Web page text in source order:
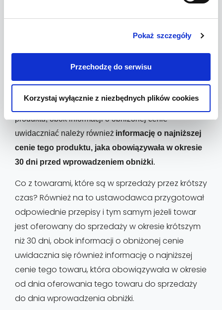
Pokaż szczegóły
Przechodzę do serwisu
Korzystaj wyłącznie z niezbędnych plików cookies
informowaniu o cenach
towarów i usług
Obniżki cen – nowe zasady
W każdym przypadku informowania o
produktu, obok informacji o obniżonej cenie
uwidaczniać należy również informację o najniższej
cenie tego produktu, jaka obowiązywała w okresie
30 dni przed wprowadzeniem obniżki.
Co z towarami, które są w sprzedaży przez krótszy
czas? Również na to ustawodawca przygotował
odpowiednie przepisy i tym samym jeżeli towar
jest oferowany do sprzedaży w okresie krótszym
niż 30 dni, obok informacji o obniżonej cenie
uwidacznia się również informację o najniższej
cenie tego towaru, która obowiązywała w okresie
od dnia oferowania tego towaru do sprzedaży
do dnia wprowadzenia obniżki.